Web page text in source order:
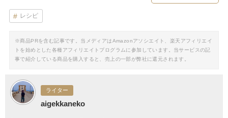
レシピ
※商品PRを含む記事です。当メディアはAmazonアソシエイト、楽天アフィリエイ
トを始めとした各種アフィリエイトプログラムに参加しています。当サービスの記
事で紹介している商品を購入すると、売上の一部が弊社に還元されます。
ライター
aigekkaneko